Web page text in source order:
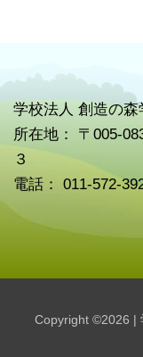
学校法人 創造の
所在地： 〒005-
３
電話： 011-572-
Copyright ©2026 | 学